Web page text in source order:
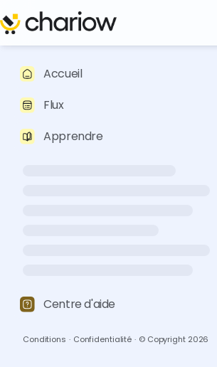
Accueil
Flux
Apprendre
Centre d'aide
Conditions · Confidentialité · © Copyright 2026